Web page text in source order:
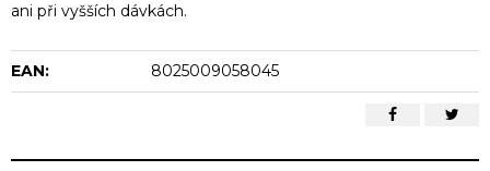
ani při vyšších dávkách.
EAN: 8025009058045